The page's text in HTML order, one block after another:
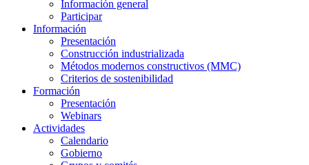
Información general
Participar
Información
Presentación
Construcción industrializada
Métodos modernos constructivos (MMC)
Criterios de sostenibilidad
Formación
Presentación
Webinars
Actividades
Calendario
Gobierno